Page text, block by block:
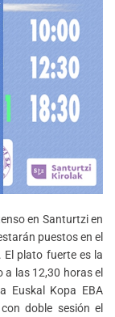
en Santurtzi en
puestos en el
El plato fuerte es la
las 12,30 horas el
Euskal Kopa EBA
doble sesión el